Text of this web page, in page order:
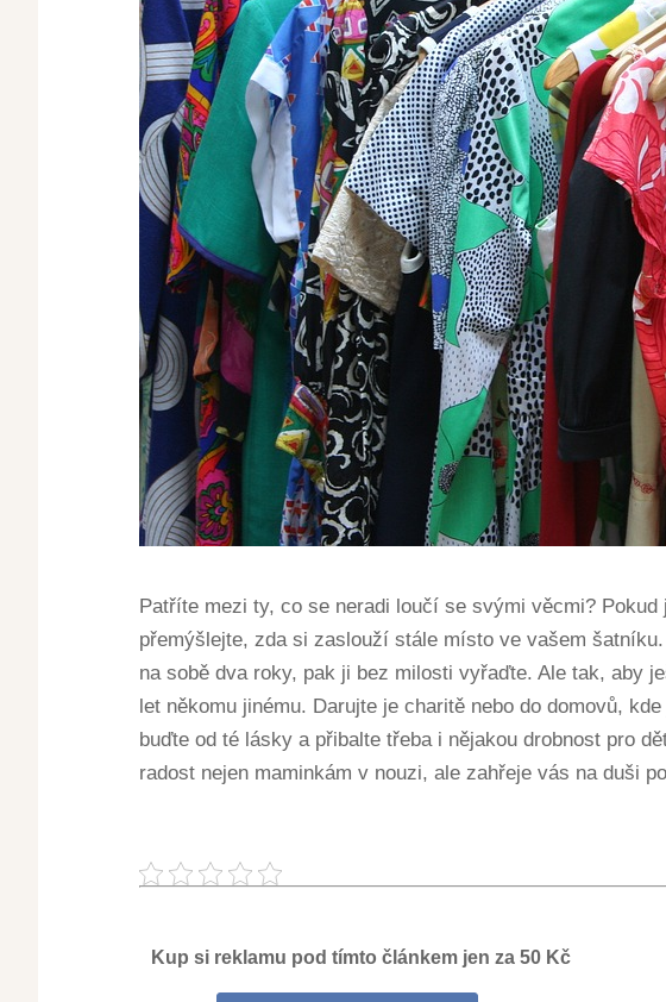
Patříte mezi ty, co se neradi loučí se svými věcmi? Pokud
přemýšlejte, zda si zaslouží stále místo ve vašem
na sobě dva roky, pak ji bez milosti vyřaďte. Ale tak, aby
let někomu jinému. Darujte je charitě nebo do domovů,
buďte od té lásky a přibalte třeba i nějakou drobnost pro
radost nejen maminkám v nouzi, ale zahřeje vás na duši
Kup si reklamu pod tímto článkem jen za 50 Kč